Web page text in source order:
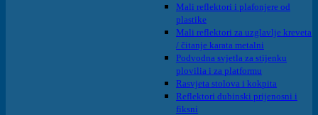
Mali reflektori i plafonjere od
plastike
Mali reflektori za uzglavlje kreveta
/ čitanje karata metalni
Podvodna svjetla za stijenku
plovilia i za platformu
Rasvjeta stolova i kokpita
Reflektori dubinski prijenosni i
fiksni